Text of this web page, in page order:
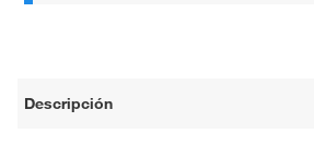
Descripción